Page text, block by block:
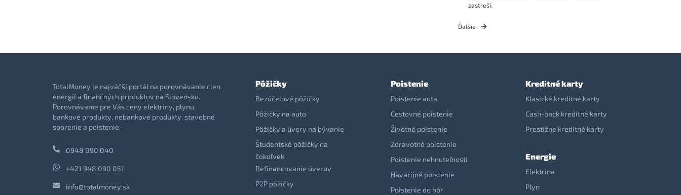
zastreší.
Ďalšie
Pôžičky
Bezúčelové pôžičky
Pôžičky na auto
Pôžičky a úvery na bývanie
Študentské pôžičky na
čokoľvek
Refinancovanie úverov
P2P pôžičky
Poistenie
Poistenie auta
Cestovné poistenie
Životné poistenie
Zdravotné poistenie
Poistenie nehnuteľnosti
Havarijné poistenie
Poistenie do hôr
Kreditné karty
Klasické kreditné karty
Cash-back kreditné karty
Prestížne kreditné karty
Energie
Elektrina
Plyn
TotalMoney je najväčší portál na porovnávanie cien
energií a finančných produktov na Slovensku.
Porovnávame pre Vás ceny elektriny, plynu,
bankové produkty, nebankové produkty, stavebné
sporenie a poistenie.
0948 090 040
+421 948 090 051
info@totalmoney.sk